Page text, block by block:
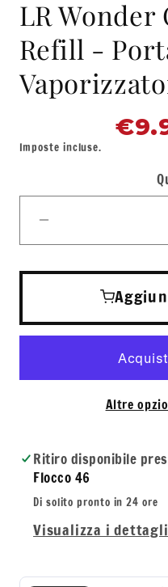
LR Wonder
Refill -
Prezzo
di
Imposte incluse.
quantità
per
Wonder
Company
-
Portaprofumo
da
viaggio
Altre
Ritiro disponibile
Flocco 46
Di solito pronto in 24 ore
Visualizza i